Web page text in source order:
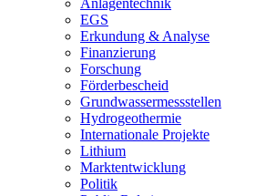
Anlagentechnik
EGS
Erkundung & Analyse
Finanzierung
Forschung
Förderbescheid
Grundwassermessstellen
Hydrogeothermie
Internationale Projekte
Lithium
Marktentwicklung
Politik